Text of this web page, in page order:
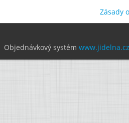
Zásady
Objednávkový systém www.jidelna.cz